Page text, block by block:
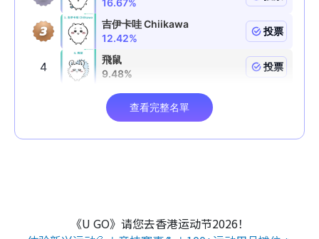
《U GO》请您去香港运动节2026！